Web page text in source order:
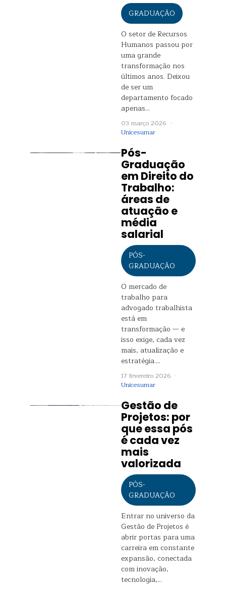
GRADUAÇÃO
O setor de Recursos
Humanos passou por
uma grande
transformação nos
últimos anos. Deixou
de ser um
departamento focado
apenas…
03 março 2026 ·
Unicesumar
Pós-
Graduação
em Direito do
Trabalho:
áreas de
atuação e
média
salarial
PÓS-
GRADUAÇÃO
O mercado de
trabalho para
advogado trabalhista
está em
transformação — e
isso exige, cada vez
mais, atualização e
estratégia.…
17 fevereiro 2026 ·
Unicesumar
Gestão de
Projetos: por
que essa pós
é cada vez
mais
valorizada
PÓS-
GRADUAÇÃO
Entrar no universo da
Gestão de Projetos é
abrir portas para uma
carreira em constante
expansão, conectada
com inovação,
tecnologia,…